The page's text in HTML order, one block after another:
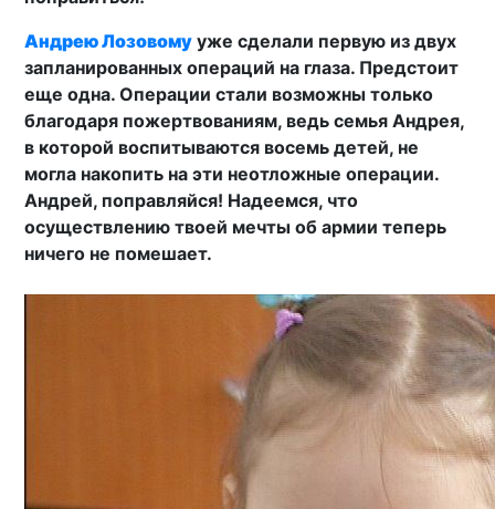
Андрею Лозовому уже сделали первую из двух
запланированных операций на глаза. Предстоит
еще одна. Операции стали возможны только
благодаря пожертвованиям, ведь семья Андрея,
в которой воспитываются восемь детей, не
могла накопить на эти неотложные операции.
Андрей, поправляйся! Надеемся, что
осуществлению твоей мечты об армии теперь
ничего не помешает.